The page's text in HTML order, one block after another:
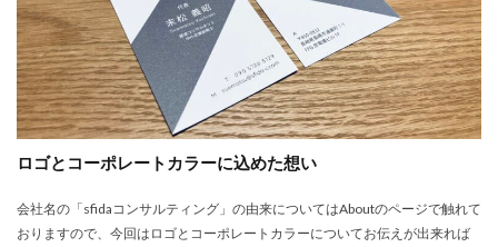
ロゴとコーポレートカラーに込めた想い
会社名の「sfidaコンサルティング」の由来についてはAboutのページで触れて
おりますので、今回はロゴとコーポレートカラーについてお伝えが出来れば